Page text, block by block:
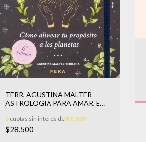
TERR, AGUSTINA MALTER -
ASTROLOGIA PARA AMAR, EL
3 cuotas sin interés de$9.500
$28.500